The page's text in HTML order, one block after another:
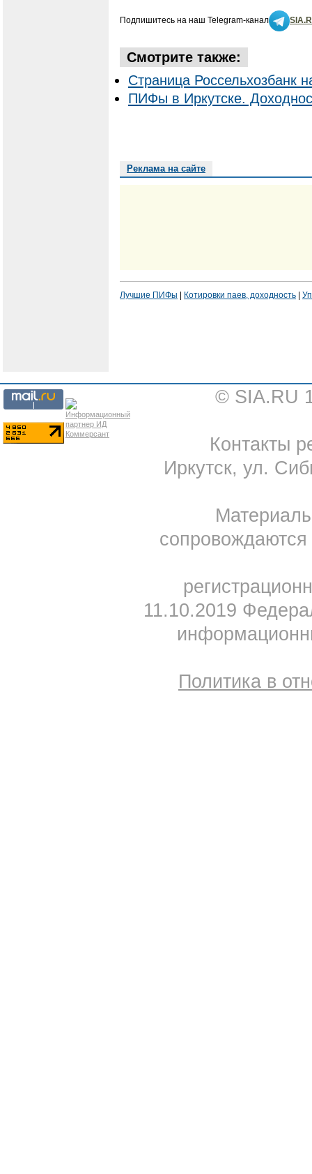
Подпишитесь на наш Telegram-канал
Смотрите также:
Страница Россельхозбанк
ПИФы в Иркутске.
Реклама на сайте
Лучшие ПИФы | Котировки паев, доходность |
© SIA.RU
Контакты
Иркутск, ул.
11.10.2019
Политика в